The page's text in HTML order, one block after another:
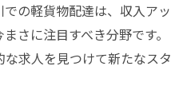
の軽貨物配達は、収入アッ
さに注目すべき分野です。
求人を見つけて新たなスタ